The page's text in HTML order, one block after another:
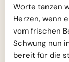
Worte tanzen
Herzen, wenn
vom frischen
Schwung nun
bereit für die